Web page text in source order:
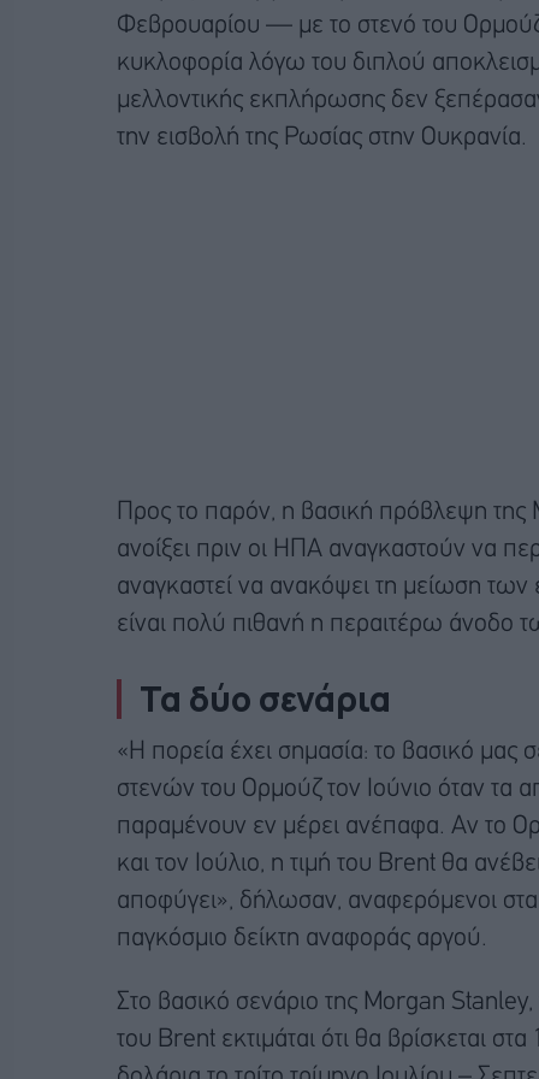
Φεβρουαρίου — με το στενό του Ορμούζ
κυκλοφορία λόγω του διπλού
μελλοντικής εκπλήρωσης δεν
την εισβολή της Ρωσίας στην Ουκρανία.
Προς το παρόν, η βασική πρόβλεψη της
ανοίξει πριν οι ΗΠΑ αναγκαστούν να
αναγκαστεί να ανακόψει τη μείωση των
είναι πολύ πιθανή η περαιτέρω άνοδο
Τα δύο σενάρια
«Η πορεία έχει σημασία: το βασικό μας
στενών του Ορμούζ τον Ιούνιο όταν τα
παραμένουν εν μέρει ανέπαφα. Αν το
και τον Ιούλιο, η τιμή του Brent θα
αποφύγει», δήλωσαν, αναφερόμενοι
παγκόσμιο δείκτη αναφοράς αργού.
Στο βασικό σενάριο της Morgan Stanley,
του Brent εκτιμάται ότι θα βρίσκεται